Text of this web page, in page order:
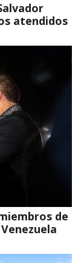
atendidos
de